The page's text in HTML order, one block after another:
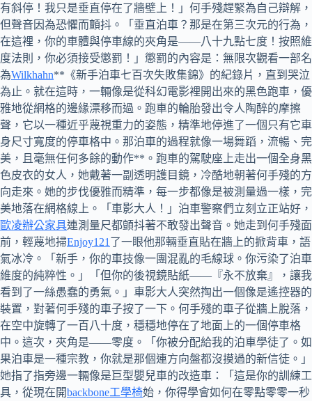
有斜停！我只是垂直停在了牆壁上！」何手殘趕緊為自己辯解，
但聲音因為恐懼而顫抖。「垂直泊車？那是在第三次元的行為，
在這裡，你的車體與停車線的夾角是——八十九點七度！按照維
度法則，你必須接受懲罰！」懲罰的內容是：無限次觀看一部名
為Wilkhahn**《新手泊車七百次失敗集錦》的紀錄片，直到哭泣
為止。就在這時，一輛像是從科幻電影裡開出來的黑色跑車，優
雅地從網格的邊緣漂移而過。跑車的輪胎發出令人陶醉的摩擦
聲，它以一種近乎蔑視重力的姿態，精準地停進了一個只有它車
身尺寸寬度的停車格中。那泊車的過程就像一場舞蹈，流暢、完
美，且毫無任何多餘的動作**。跑車的駕駛座上走出一個全身黑
色皮衣的女人，她戴著一副透明護目鏡，冷酷地朝著何手殘的方
向走來。她的步伐優雅而精準，每一步都像是被測量過一樣，完
美地落在網格線上。「車影大人！」泊車警察們立刻立正站好，
歐凌辦公家具連測量尺都顫抖著不敢發出聲音。她走到何手殘面
前，輕蔑地掃Enjoy121 了一眼他那輛垂直貼在牆上的掀背車，語
氣冰冷。「新手，你的車技像一團混亂的毛線球。你污染了泊車
維度的純粹性。」「但你的後視鏡貼紙——『永不放棄』，讓我
看到了一絲愚蠢的勇氣。」車影大人突然掏出一個像是遙控器的
裝置，對著何手殘的車子按了一下。何手殘的車子從牆上脫落，
在空中旋轉了一百八十度，穩穩地停在了地面上的一個停車格
中。這次，夾角是——零度。「你被分配給我的泊車學徒了。如
果泊車是一種宗教，你就是那個連方向盤都沒摸過的新信徒。」
她指了指旁邊一輛像是巨型嬰兒車的改造車：「這是你的訓練工
具，從現在開backbone工學椅始，你得學會如何在零點零零一秒